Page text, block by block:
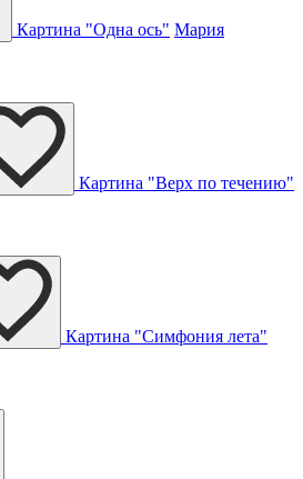
Картина "Одна ось" Мария
Картина "Верх по течению"
Картина "Симфония лета"